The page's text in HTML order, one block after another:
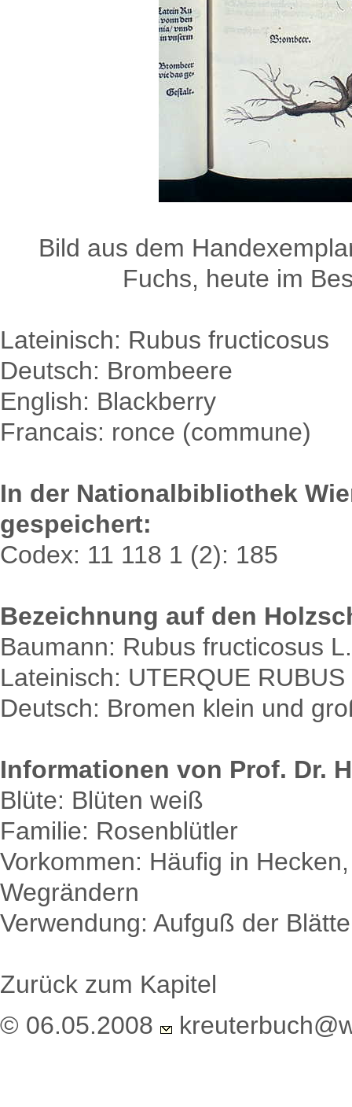
Bild aus dem
Fuchs, heute im
Lateinisch: Rubus fructicosus
Deutsch: Brombeere
English: Blackberry
Francais: ronce (commune)
In der Nationalbibliothek
gespeichert:
Codex: 11 118 1 (2): 185
Bezeichnung auf den
Baumann: Rubus fructicosus L.
Lateinisch: UTERQUE
Deutsch: Bromen klein und
Informationen von Prof. Dr.
Blüte: Blüten weiß
Familie: Rosenblütler
Vorkommen: Häufig in
Wegrändern
Verwendung: Aufguß der
Zurück zum Kapitel
© 06.05.2008